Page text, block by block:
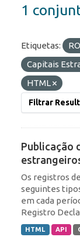
1
Etiquetas:
Capitais
HTML
Filtrar
Publicação
Os registros
seguintes
em cada
Registro
HTML API